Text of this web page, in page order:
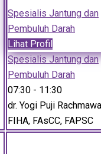
Spesialis Jantung dan
Pembuluh Darah
Lihat Profil
Spesialis Jantung dan
Pembuluh Darah
07:30 - 11:30
dr. Yogi Puji
FIHA, FAsCC, FAPSC